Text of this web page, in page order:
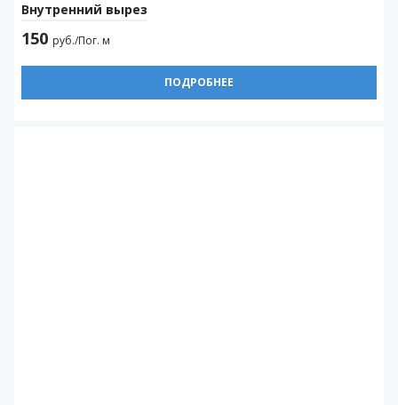
Внутренний вырез
150 руб./Пог. м
ПОДРОБНЕЕ